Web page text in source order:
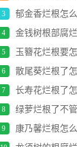
3 郁金香烂根怎
4 金钱树根部腐
5 玉簪花烂根要
6 散尾葵烂根了
7 长寿花烂根了
8 绿萝烂根了不
9 康乃馨烂根怎